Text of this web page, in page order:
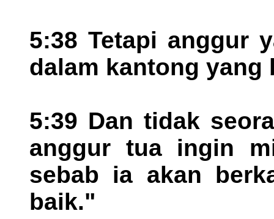
5:38 Tetapi anggur
dalam kantong yang
5:39 Dan tidak
anggur tua ingin
sebab ia akan
baik."